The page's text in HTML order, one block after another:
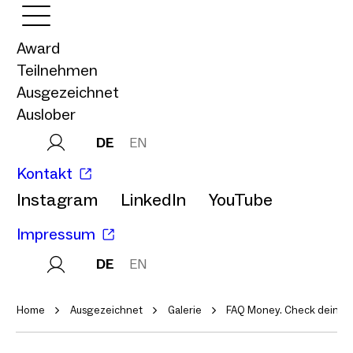
Award
Teilnehmen
Ausgezeichnet
Auslober
DE EN
Kontakt
Instagram LinkedIn YouTube
Impressum
DE EN
Home Ausgezeichnet Galerie FAQ Money. Check dein